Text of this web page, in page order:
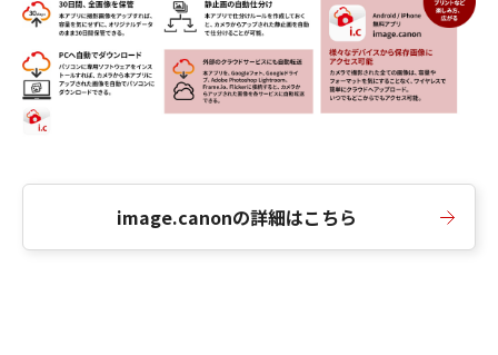
image.canonの詳細はこちら